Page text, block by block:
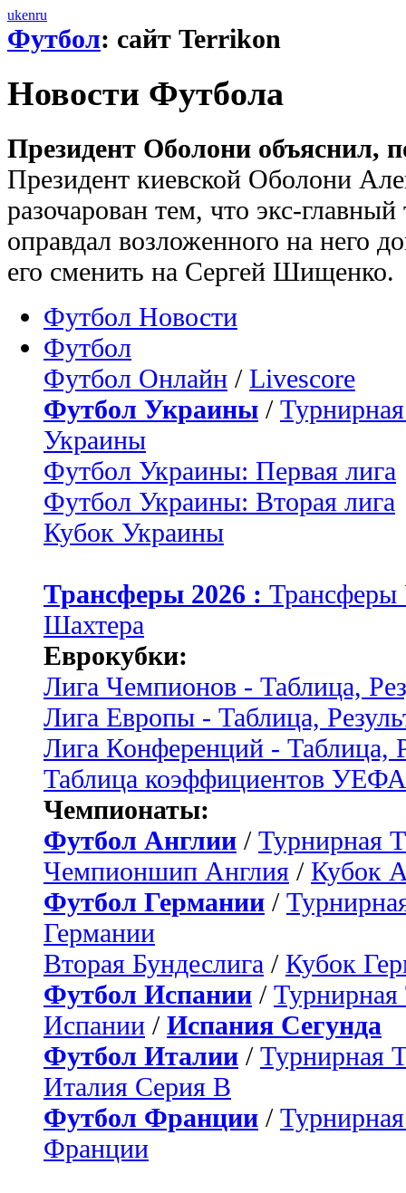
ukenru
Футбол: сайт Terrikon
Новости Футбола
Президент Оболони объяснил,
Президент киевской Оболони
разочарован тем, что экс-
оправдал возложенного на него
его сменить на Сергей Шищенко.
Футбол Новости
Футбол
Футбол Онлайн / Livescore
Футбол Украины /
Украины
Футбол Украины: Первая лига
Футбол Украины: Вторая лига
Кубок Украины
Трансферы 2026 :
Шахтера
Еврокубки:
Лига Чемпионов - Таблица,
Лига Европы - Таблица,
Лига Конференций - Таблица,
Таблица коэффициентов УЕФА
Чемпионаты:
Футбол Англии / Турнирная
Чемпионшип Англия / Кубок
Футбол Германии /
Германии
Вторая Бундеслига / Кубок
Футбол Испании / Турнирная
Испании / Испания Сегунда
Футбол Италии / Турнирная
Италия Серия B
Футбол Франции /
Франции